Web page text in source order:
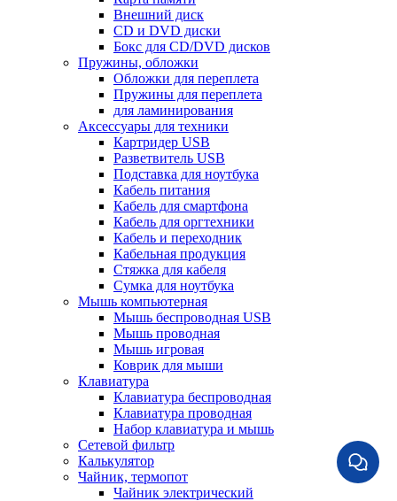
Внешний диск
CD и DVD диски
Бокс для CD/DVD дисков
Пружины, обложки
Обложки для переплета
Пружины для переплета
для ламинирования
Аксессуары для техники
Картридер USB
Разветвитель USB
Подставка для ноутбука
Кабель питания
Кабель для смартфона
Кабель для оргтехники
Кабель и переходник
Кабельная продукция
Стяжка для кабеля
Сумка для ноутбука
Мышь компьютерная
Мышь беспроводная USB
Мышь проводная
Мышь игровая
Коврик для мыши
Клавиатура
Клавиатура беспроводная
Клавиатура проводная
Набор клавиатура и мышь
Сетевой фильтр
Калькулятор
Чайник, термопот
Чайник электрический